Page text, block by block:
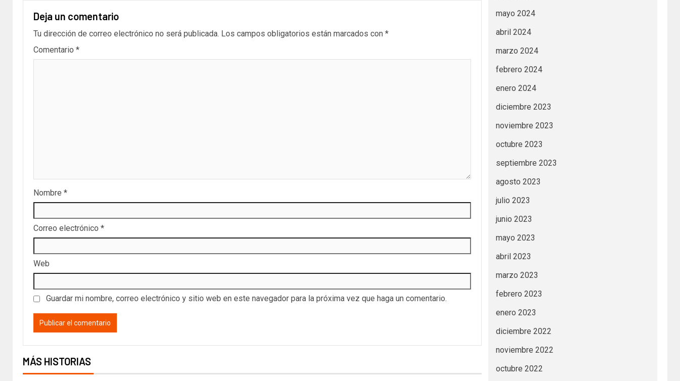
Deja un comentario
Tu dirección de correo electrónico no será publicada. Los campos obligatorios están marcados con *
Comentario *
Nombre *
Correo electrónico *
Web
Guardar mi nombre, correo electrónico y sitio web en este navegador para la próxima vez que haga un comentario.
MÁS HISTORIAS
mayo 2024
abril 2024
marzo 2024
febrero 2024
enero 2024
diciembre 2023
noviembre 2023
octubre 2023
septiembre 2023
agosto 2023
julio 2023
junio 2023
mayo 2023
abril 2023
marzo 2023
febrero 2023
enero 2023
diciembre 2022
noviembre 2022
octubre 2022